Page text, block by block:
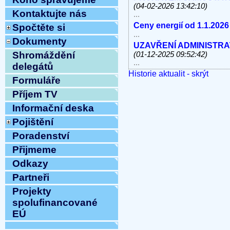
Kontaktujte nás
Spočtěte si
Dokumenty
Shromáždění
delegátů
Formuláře
Příjem TV
Informační deska
Pojištění
Poradenství
Přijmeme
Odkazy
Partneři
Projekty
spolufinancované
EÚ
(04-02-2026 13:42:10)
...
Ceny energií od 1.1.2026
...
UZAVŘENÍ
(01-12-2025 09:52:42)
...
V úterý 11.11.2025 od
Historie aktualit - skrýt